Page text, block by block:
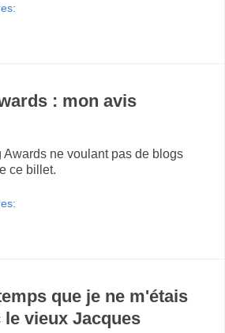
: mon avis
Awards ne voulant pas de blogs
ce billet.
que je ne m'étais
le vieux Jacques